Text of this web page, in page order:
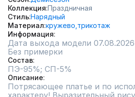
Коллекция Праздничная
СтильНарядный
Материал кружево, трикотаж
Информация
Дата выхода модели 07.08.2026
Без примерки
Состав
ПЭ-95%; СП-5%
Описание
Потрясающее платье и по
характеру! Выразительный